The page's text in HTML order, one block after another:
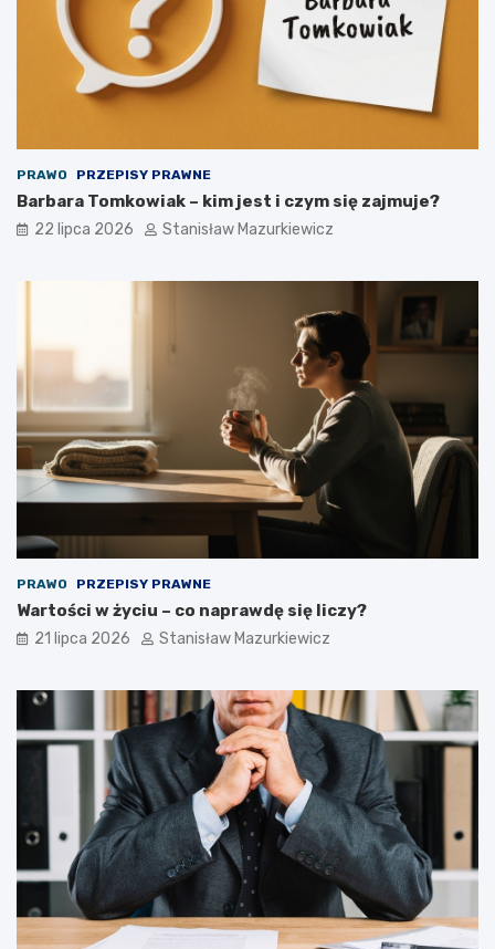
PRAWO PRZEPISY PRAWNE
Barbara Tomkowiak – kim jest i czym się zajmuje?
22 lipca 2026 Stanisław Mazurkiewicz
PRAWO PRZEPISY PRAWNE
Wartości w życiu – co naprawdę się liczy?
21 lipca 2026 Stanisław Mazurkiewicz